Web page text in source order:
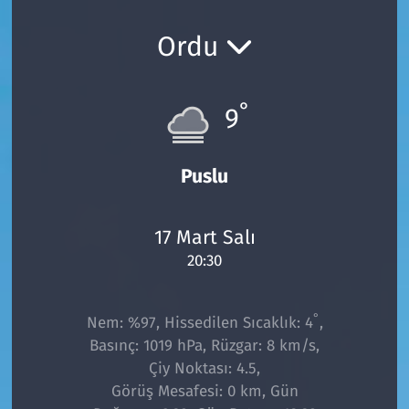
Ordu
9°
Puslu
17 Mart Salı
20:30
Nem: %97, Hissedilen Sıcaklık: 4° ,
Basınç: 1019 hPa, Rüzgar: 8 km/s,
Çiy Noktası: 4.5,
Görüş Mesafesi: 0 km, Gün
Şarköy